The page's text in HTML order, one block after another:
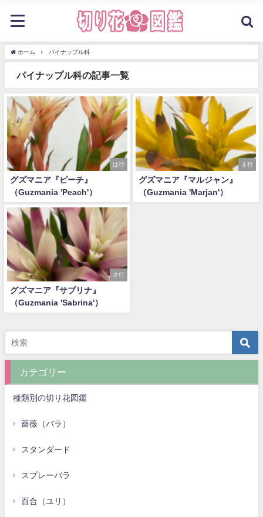
ホーム パイナップル科
パイナップル科の記事一覧
は行
グズマニア『ピーチ』
（Guzmania 'Peach'）
ま行
グズマニア『マルジャン』
（Guzmania 'Marjan'）
さ行
グズマニア『サブリナ』
（Guzmania 'Sabrina'）
カテゴリー
種類別の切り花図鑑
薔薇（バラ）
スタンダード
スプレーバラ
百合（ユリ）